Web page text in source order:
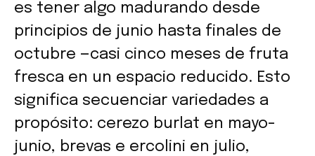
es tener algo madurando desde
principios de junio hasta finales de
octubre —casi cinco meses de fruta
fresca en un espacio reducido. Esto
significa secuenciar variedades a
propósito: cerezo burlat en mayo-
junio, brevas e ercolini en julio,